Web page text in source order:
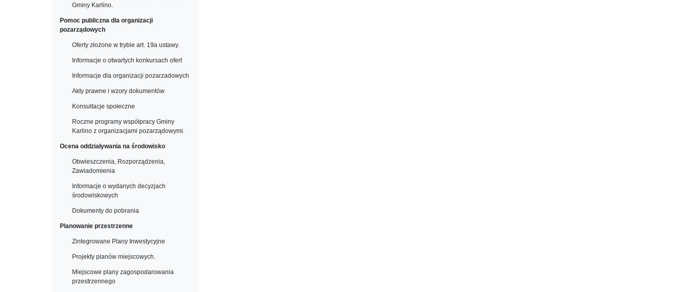
Gminy Karlino.
Pomoc publiczna dla organizacji
pozarządowych
Oferty złożone w trybie art. 19a ustawy.
Informacje o otwartych konkursach ofert
Informacje dla organizacji pozarzadowych
Akty prawne i wzory dokumentów
Konsultacje społeczne
Roczne programy współpracy Gminy
Karlino z organizacjami pozarządowymi.
Ocena oddziaływania na środowisko
Obwieszczenia, Rozporządzenia,
Zawiadomienia
Informacje o wydanych decyzjach
środowiskowych
Dokumenty do pobrania
Planowanie przestrzenne
Zintegrowane Plany Inwestycyjne
Projekty planów miejscowych.
Miejscowe plany zagospodarowania
przestrzennego